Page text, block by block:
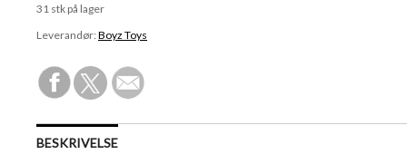
31 stk på lager
Leverandør: Boyz Toys
BESKRIVELSE